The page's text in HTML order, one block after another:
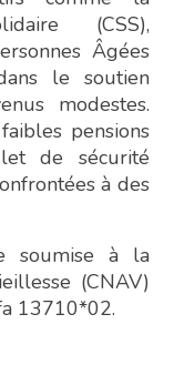
(CSS),
Âgées
le soutien
modestes.
pensions
de sécurité
à des
soumise à la
(CNAV)
13710*02.